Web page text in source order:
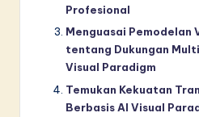
Profesional
Menguasai Pemodelan
tentang Dukungan
Visual Paradigm
Temukan Kekuatan
Berbasis AI Visual